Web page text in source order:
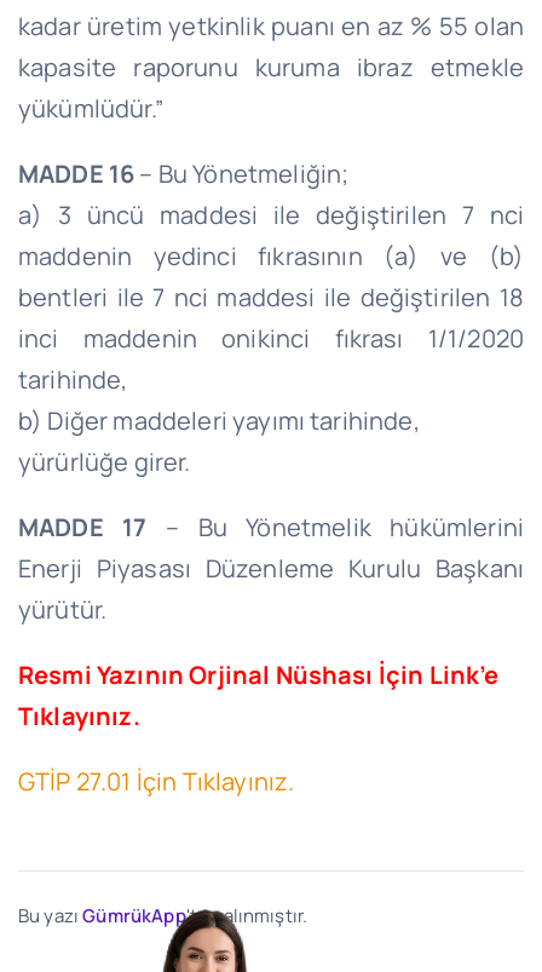
kadar üretim yetkinlik puanı en az % 55 olan
kapasite raporunu kuruma ibraz etmekle
yükümlüdür.”
MADDE 16– Bu Yönetmeliğin;
a) 3 üncü maddesi ile değiştirilen 7 nci
maddenin yedinci fıkrasının (a) ve (b)
bentleri ile 7 nci maddesi ile değiştirilen 18
inci maddenin onikinci fıkrası 1/1/2020
tarihinde,
b) Diğer maddeleri yayımı tarihinde,
yürürlüğe girer.
MADDE 17 – Bu Yönetmelik hükümlerini
Enerji Piyasası Düzenleme Kurulu Başkanı
yürütür.
Resmi Yazının Orjinal Nüshası İçin Link’e
Tıklayınız.
GTİP 27.01 İçin Tıklayınız.
Bu yazıGümrükApp'ten alınmıştır.